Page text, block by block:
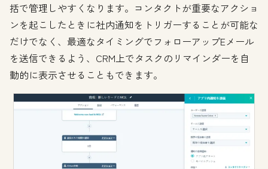
括で管理しやすくなります。コンタクトが重要なアクショ
ンを起こしたときに社内通知をトリガーすることが可能な
だけでなく、最適なタイミングでフォローアップEメール
を送信できるよう、CRM上でタスクのリマインダーを自
動的に表示させることもできます。